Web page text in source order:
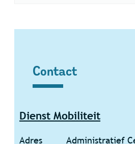
Contact
Dienst Mobiliteit
Adres
Administratief